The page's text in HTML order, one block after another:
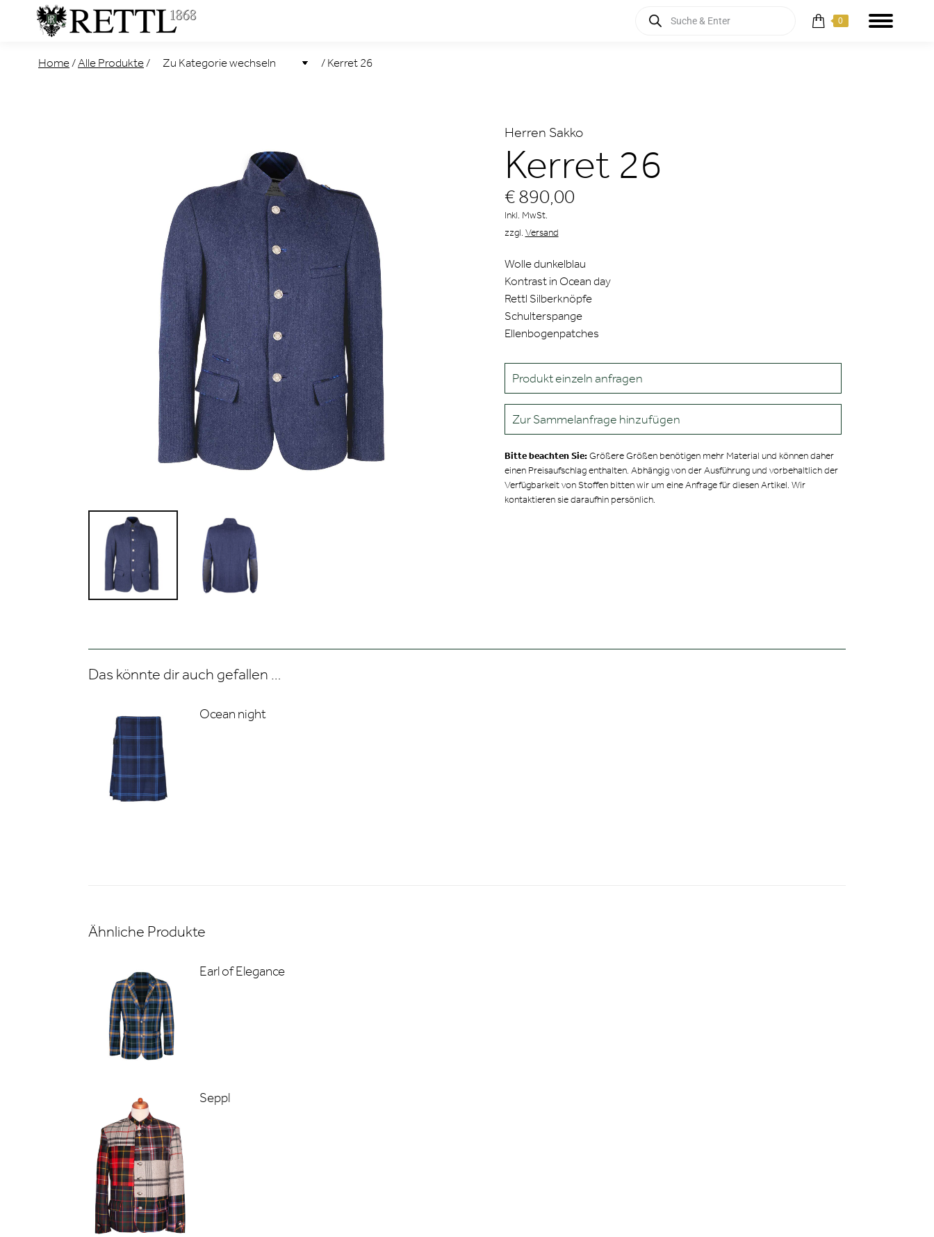
Products
search
0
Home / Alle Produkte / / Kerret 26
Herren Sakko
Kerret 26
€ 890,00
Inkl. MwSt.
zzgl. Versand
Wolle dunkelblau
Kontrast in Ocean day
Rettl Silberknöpfe
Schulterspange
Ellenbogenpatches
Produkt einzeln anfragen
Zur Sammelanfrage hinzufügen
Bitte beachten Sie:Größere Größen benötigen mehr Material und können daher
einen Preisaufschlag enthalten. Abhängig von der Ausführung und vorbehaltlich der
Verfügbarkeit von Stoffen bitten wir um eine Anfrage für diesen Artikel. Wir
kontaktieren sie daraufhin persönlich.
Das könnte dir auch gefallen …
Ocean night
Ähnliche Produkte
Earl of Elegance
Seppl